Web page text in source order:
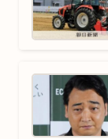
【衝撃】日本の
より...
射殺され死亡し